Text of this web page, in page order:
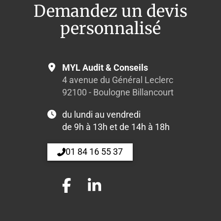
Demandez un devis
personnalisé
MYL Audit & Conseils
4 avenue du Général Leclerc
92100 - Boulogne Billancourt
du lundi au vendredi
de 9h à 13h et de 14h à 18h
01 84 16 55 37